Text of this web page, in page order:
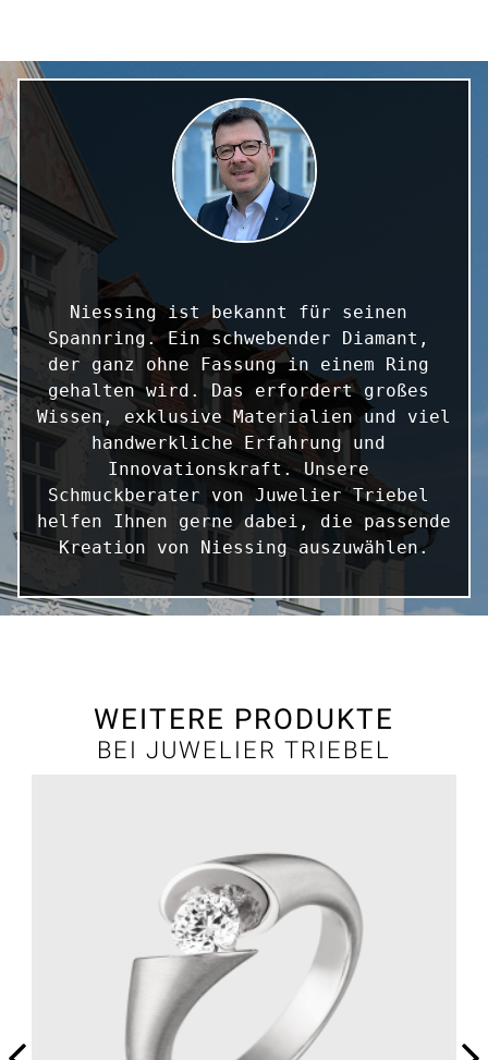
Niessing ist bekannt für seinen
Spannring. Ein schwebender Diamant,
der ganz ohne Fassung in einem Ring
gehalten wird. Das erfordert großes
Wissen, exklusive Materialien und viel
handwerkliche Erfahrung und
Innovationskraft. Unsere
Schmuckberater von Juwelier Triebel
helfen Ihnen gerne dabei, die passende
Kreation von Niessing auszuwählen.
WEITERE PRODUKTE
BEI JUWELIER TRIEBEL